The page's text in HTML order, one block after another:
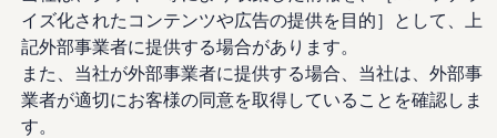
イズ化されたコンテンツや広告の提供を目的］として、上
記外部事業者に提供する場合があります。
また、当社が外部事業者に提供する場合、当社は、外部事
業者が適切にお客様の同意を取得していることを確認しま
す。
Polo GTI
Golf Touran
T-Roc
T-Roc R
フォルクスワーゲンマガジン
キャンペーン/イベント